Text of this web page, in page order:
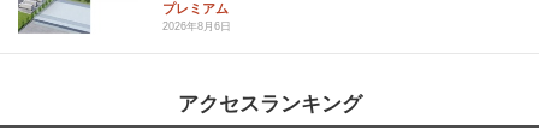
プレミアム
2026年8月6日
アクセスランキング